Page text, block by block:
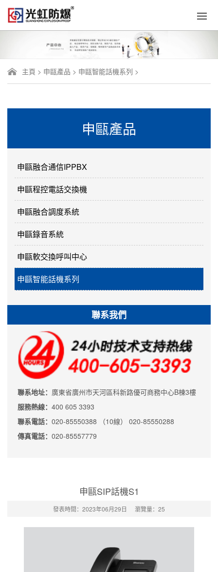
主頁 > 申甌產品 > 申甌智能話機系列 >
申甌產品
申甌融合通信IPPBX
申甌程控電話交換機
申甌融合調度系統
申甌錄音系統
申甌軟交換呼叫中心
申甌智能話機系列
聯系我們
聯系地址： 廣東省廣州市天河區科新路優可商務中心B棟3樓
服務熱線： 400 605 3393
聯系電話： 020-85550388 （10線） 020-85550288
傳真電話： 020-85557779
申甌SIP話機S1
發表時間：2023年06月29日 瀏覽量：25